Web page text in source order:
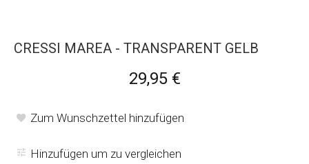
CRESSI MAREA - TRANSPARENT GELB
29,95 €
Zum Wunschzettel hinzufügen
Hinzufügen um zu vergleichen